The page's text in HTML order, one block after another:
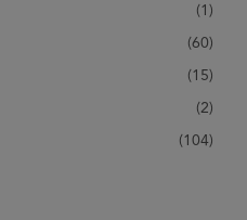
(1)
(60)
(15)
(2)
(104)